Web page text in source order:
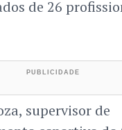
de 26
supervisor de